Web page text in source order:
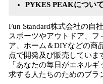
PYKES PEAKについて
Fun Standard株式会社の自
スポーツやアウトドア、
ア、ホーム＆DIYなどの商
点で開発及び販売していま
「あなたの毎⽇がエネル
求する⼈たちのためのブラ